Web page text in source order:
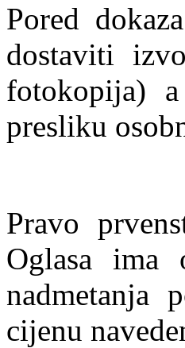
Pored
dostaviti
fotokopija)
presliku
Pravo
Oglasa ima
nadmetanja
cijenu